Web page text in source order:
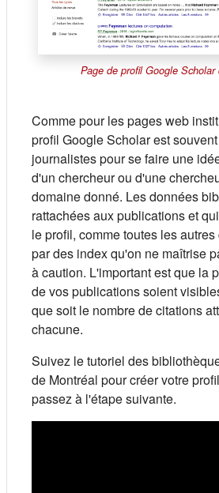
Page de profil Google
Comme pour les pages web
profil Google Scholar est
journalistes pour se faire une
d'un chercheur ou d'une
domaine donné. Les données
rattachées aux publications et
le profil, comme toutes les
par des index qu'on ne maîtrise
à caution. L'important est que la
de vos publications soient
que soit le nombre de citations
chacune.
Suivez le tutoriel des
de Montréal pour créer votre
passez à l'étape suivante.